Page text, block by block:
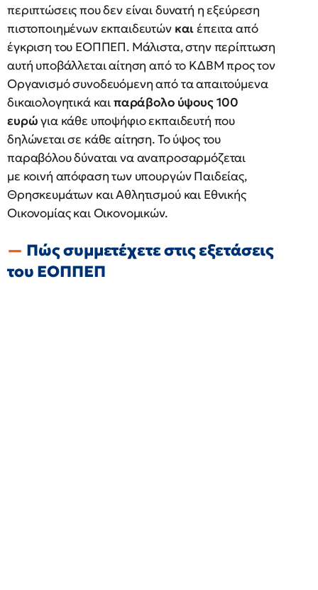
περιπτώσεις που δεν είναι δυνατή η εξεύρεση
πιστοποιημένων εκπαιδευτών καιέπειτα από
έγκριση του ΕΟΠΠΕΠ. Μάλιστα, στην περίπτωση
αυτή υποβάλλεται αίτηση από το ΚΔΒΜ προς τον
Οργανισμό συνοδευόμενη από τα απαιτούμενα
δικαιολογητικά καιπαράβολο ύψους 100
ευρώγια κάθε υποψήφιο εκπαιδευτή που
δηλώνεται σε κάθε αίτηση. Το ύψος του
παραβόλου δύναται να αναπροσαρμόζεται
με κοινή απόφαση των υπουργών Παιδείας,
Θρησκευμάτων και Αθλητισμού και Εθνικής
Οικονομίας και Οικονομικών.
Πώς συμμετέχετε στις εξετάσεις
του ΕΟΠΠΕΠ